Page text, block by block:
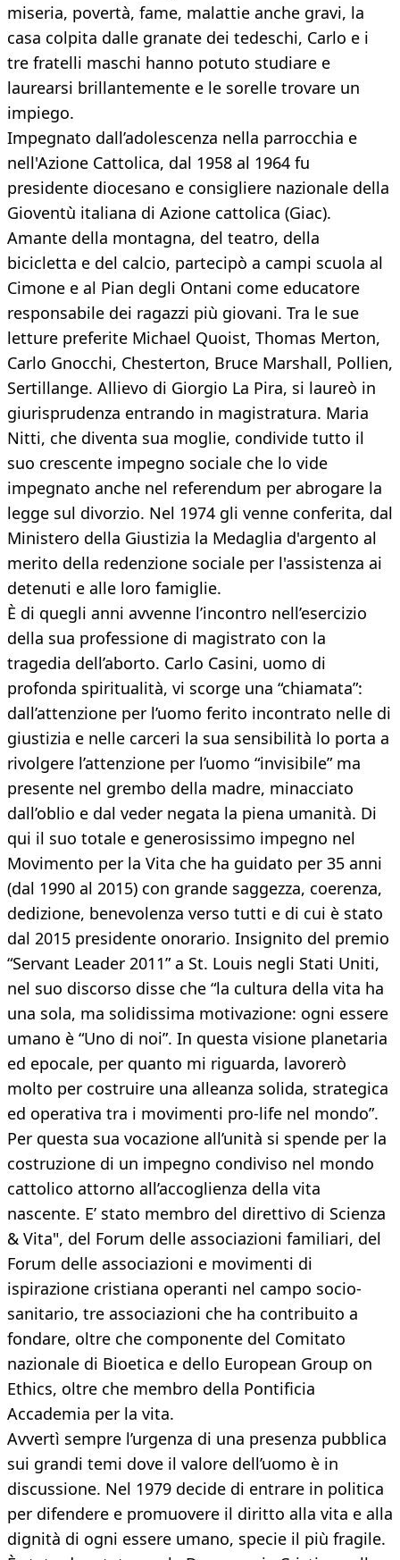
miseria, povertà, fame, malattie anche gravi, la
casa colpita dalle granate dei tedeschi, Carlo e i
tre fratelli maschi hanno potuto studiare e
laurearsi brillantemente e le sorelle trovare un
impiego.
Impegnato dall’adolescenza nella parrocchia e
nell'Azione Cattolica, dal 1958 al 1964 fu
presidente diocesano e consigliere nazionale della
Gioventù italiana di Azione cattolica (Giac).
Amante della montagna, del teatro, della
bicicletta e del calcio, partecipò a campi scuola al
Cimone e al Pian degli Ontani come educatore
responsabile dei ragazzi più giovani. Tra le sue
letture preferite Michael Quoist, Thomas Merton,
Carlo Gnocchi, Chesterton, Bruce Marshall, Pollien,
Sertillange. Allievo di Giorgio La Pira, si laureò in
giurisprudenza entrando in magistratura. Maria
Nitti, che diventa sua moglie, condivide tutto il
suo crescente impegno sociale che lo vide
impegnato anche nel referendum per abrogare la
legge sul divorzio. Nel 1974 gli venne conferita, dal
Ministero della Giustizia la Medaglia d'argento al
merito della redenzione sociale per l'assistenza ai
detenuti e alle loro famiglie.
È di quegli anni avvenne l’incontro nell’esercizio
della sua professione di magistrato con la
tragedia dell’aborto. Carlo Casini, uomo di
profonda spiritualità, vi scorge una “chiamata”:
dall’attenzione per l’uomo ferito incontrato nelle di
giustizia e nelle carceri la sua sensibilità lo porta a
rivolgere l’attenzione per l’uomo “invisibile” ma
presente nel grembo della madre, minacciato
dall’oblio e dal veder negata la piena umanità. Di
qui il suo totale e generosissimo impegno nel
Movimento per la Vita che ha guidato per 35 anni
(dal 1990 al 2015) con grande saggezza, coerenza,
dedizione, benevolenza verso tutti e di cui è stato
dal 2015 presidente onorario. Insignito del premio
“Servant Leader 2011” a St. Louis negli Stati Uniti,
nel suo discorso disse che “la cultura della vita ha
una sola, ma solidissima motivazione: ogni essere
umano è “Uno di noi”. In questa visione planetaria
ed epocale, per quanto mi riguarda, lavorerò
molto per costruire una alleanza solida, strategica
ed operativa tra i movimenti pro-life nel mondo”.
Per questa sua vocazione all’unità si spende per la
costruzione di un impegno condiviso nel mondo
cattolico attorno all’accoglienza della vita
nascente. E’ stato membro del direttivo di Scienza
& Vita", del Forum delle associazioni familiari, del
Forum delle associazioni e movimenti di
ispirazione cristiana operanti nel campo socio-
sanitario, tre associazioni che ha contribuito a
fondare, oltre che componente del Comitato
nazionale di Bioetica e dello European Group on
Ethics, oltre che membro della Pontificia
Accademia per la vita.
Avvertì sempre l’urgenza di una presenza pubblica
sui grandi temi dove il valore dell’uomo è in
discussione. Nel 1979 decide di entrare in politica
per difendere e promuovere il diritto alla vita e alla
dignità di ogni essere umano, specie il più fragile.